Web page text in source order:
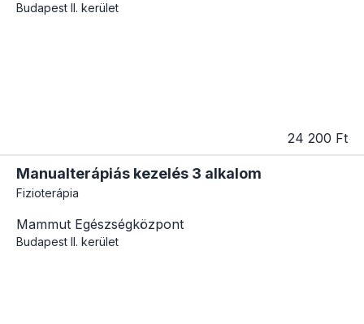
Budapest II. kerület
24 200 Ft
Manualterápiás kezelés 3 alkalom
Fizioterápia
Mammut Egészségközpont
Budapest II. kerület